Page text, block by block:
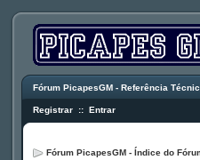
Fórum PicapesGM - Referência
Registrar :: Entrar
Fórum PicapesGM - Índice do